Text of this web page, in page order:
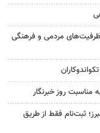
مردمی و فرهنگی
روز خبرنگار
ثبت‌نام‌ فقط از طریق